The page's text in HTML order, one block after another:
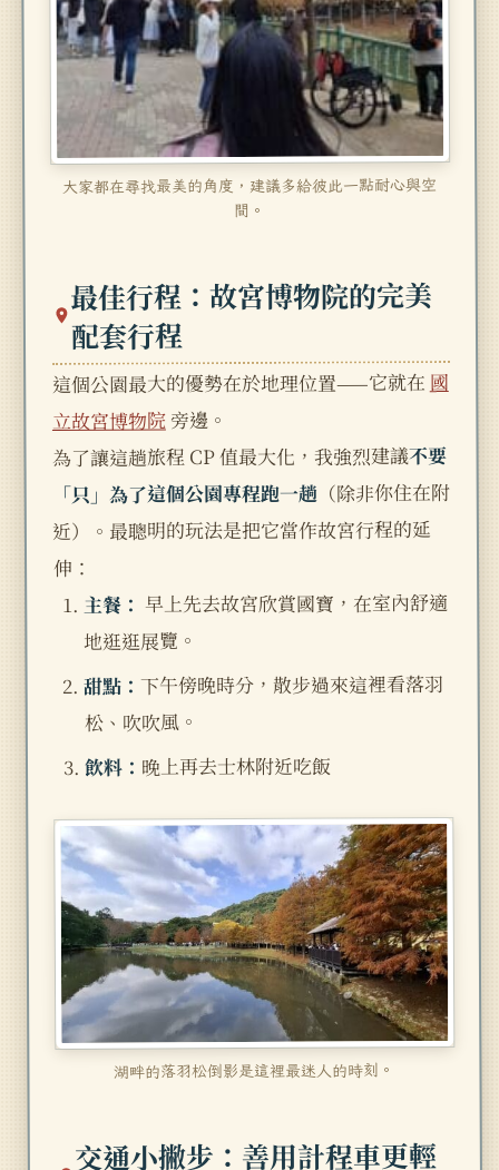
大家都在尋找最美的角度，建議多給彼此一點耐心與空
間。
最佳行程：故宮博物院的完美
配套行程
這個公園最大的優勢在於地理位置——它就在 國
立故宮博物院旁邊。
為了讓這趟旅程 CP 值最大化，我強烈建議不要
「只」為了這個公園專程跑一趟 （除非你住在附
近）。最聰明的玩法是把它當作故宮行程的延
伸：
主餐： 早上先去故宮欣賞國寶，在室內舒適
地逛逛展覽。
甜點：下午傍晚時分，散步過來這裡看落羽
松、吹吹風。
飲料： 晚上再去士林附近吃飯
湖畔的落羽松倒影是這裡最迷人的時刻。
交通小撇步：善用計程車更輕